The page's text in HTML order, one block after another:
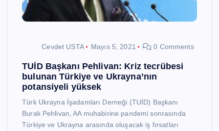
Cevdet USTA Mayıs 5, 2021 0 Comments
TUİD Başkanı Pehlivan: Kriz tecrübesi
bulunan Türkiye ve Ukrayna’nın
potansiyeli yüksek
Türk Ukrayna İşadamları Derneği (TUİD) Başkanı
Burak Pehlivan, AA muhabirine pandemi sonrasında
Türkiye ve Ukrayna arasında oluşacak iş fırsatları